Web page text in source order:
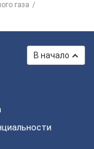
газа
В начало